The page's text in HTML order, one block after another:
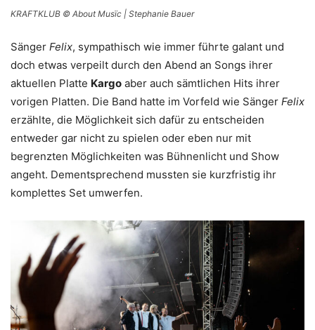
KRAFTKLUB © About Musïc | Stephanie Bauer
Sänger Felix, sympathisch wie immer führte galant und
doch etwas verpeilt durch den Abend an Songs ihrer
aktuellen Platte Kargo aber auch sämtlichen Hits ihrer
vorigen Platten. Die Band hatte im Vorfeld wie Sänger Felix
erzählte, die Möglichkeit sich dafür zu entscheiden
entweder gar nicht zu spielen oder eben nur mit
begrenzten Möglichkeiten was Bühnenlicht und Show
angeht. Dementsprechend mussten sie kurzfristig ihr
komplettes Set umwerfen.